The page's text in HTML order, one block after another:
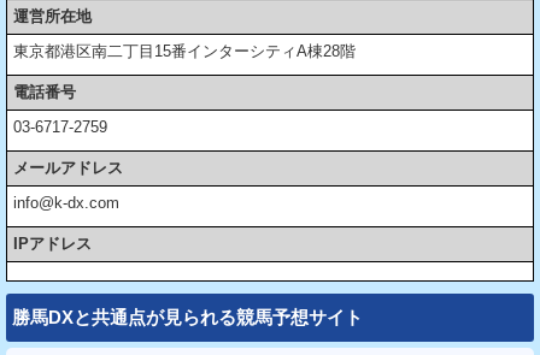
運営所在地
東京都港区南二丁目15番インターシティA棟28階
電話番号
03-6717-2759
メールアドレス
info@k-dx.com
IPアドレス
勝馬DXと共通点が見られる競馬予想サイト